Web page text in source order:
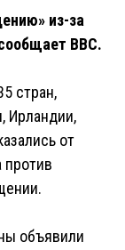
из-за
BBC.
стран,
Ирландии,
от
против
объявили